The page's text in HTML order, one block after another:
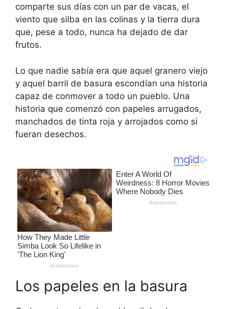
comparte sus días con un par de vacas, el
viento que silba en las colinas y la tierra dura
que, pese a todo, nunca ha dejado de dar
frutos.
Lo que nadie sabía era que aquel granero viejo
y aquel barril de basura escondían una historia
capaz de conmover a todo un pueblo. Una
historia que comenzó con papeles arrugados,
manchados de tinta roja y arrojados como si
fueran desechos.
Los papeles en la basura